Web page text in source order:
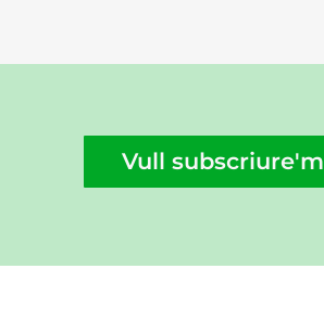
Vull subscriure'm